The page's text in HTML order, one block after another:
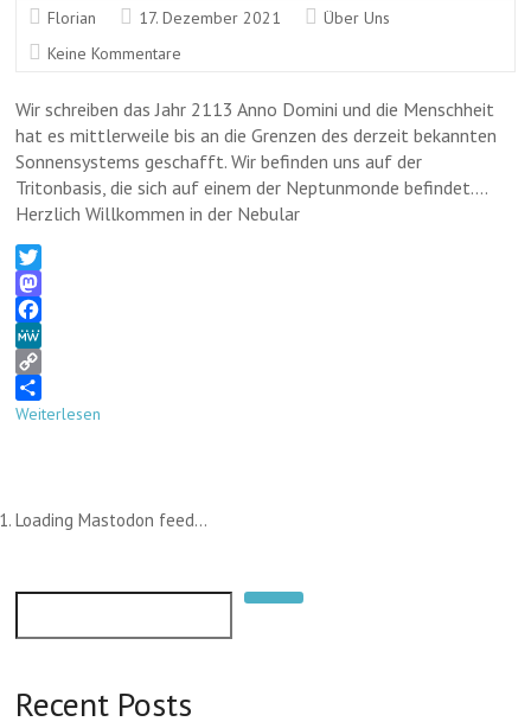
Florian 17. Dezember 2021
Über Uns
Keine Kommentare
Wir schreiben das Jahr 2113 Anno Domini und die Menschheit
hat es mittlerweile bis an die Grenzen des derzeit bekannten
Sonnensystems geschafft. Wir befinden uns auf der
Tritonbasis, die sich auf einem der Neptunmonde befindet….
Herzlich Willkommen in der Nebular
T
w
i
t
t
e
M
a
s
t
o
F
a
c
e
k
M
e
W
C
o
i
T
e
Weiterlesen
Loading Mastodon feed...
Suchen
Recent Posts